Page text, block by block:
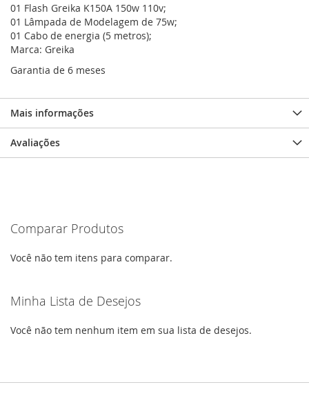
01 Flash Greika K150A 150w 110v;
01 Lâmpada de Modelagem de 75w;
01 Cabo de energia (5 metros);
Marca: Greika
Garantia de 6 meses
Mais informações
Avaliações
Comparar Produtos
Você não tem itens para comparar.
Minha Lista de Desejos
Você não tem nenhum item em sua lista de desejos.